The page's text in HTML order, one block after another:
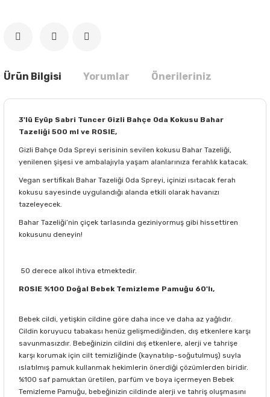
Ürün Bilgisi Yorumlar Önerileriniz
3'lü Eyüp Sabri Tuncer Gizli Bahçe Oda Kokusu Bahar
Tazeliği 500 ml ve ROSIE,
Gizli Bahçe Oda Spreyi serisinin sevilen kokusu Bahar Tazeliği,
yenilenen şişesi ve ambalajıyla yaşam alanlarınıza ferahlık katacak.
Vegan sertifikalı Bahar Tazeliği Oda Spreyi, içinizi ısıtacak ferah
kokusu sayesinde uygulandığı alanda etkili olarak havanızı
tazeleyecek.
Bahar Tazeliği’nin çiçek tarlasında geziniyormuş gibi hissettiren
kokusunu deneyin!
50 derece alkol ihtiva etmektedir.
ROSIE %100 Doğal Bebek Temizleme Pamuğu 60'lı,
Bebek cildi, yetişkin cildine göre daha ince ve daha az yağlıdır.
Cildin koruyucu tabakası henüz gelişmediğinden, dış etkenlere karşı
savunmasızdır. Bebeğinizin cildini dış etkenlere, alerji ve tahrişe
karşı korumak için cilt temizliğinde (kaynatılıp-soğutulmuş) suyla
ıslatılmış pamuk kullanmak hekimlerin önerdiği çözümlerden biridir.
%100 saf pamuktan üretilen, parfüm ve boya içermeyen Bebek
Temizleme Pamuğu, bebeğinizin cildinde alerji ve tahriş oluşmasını